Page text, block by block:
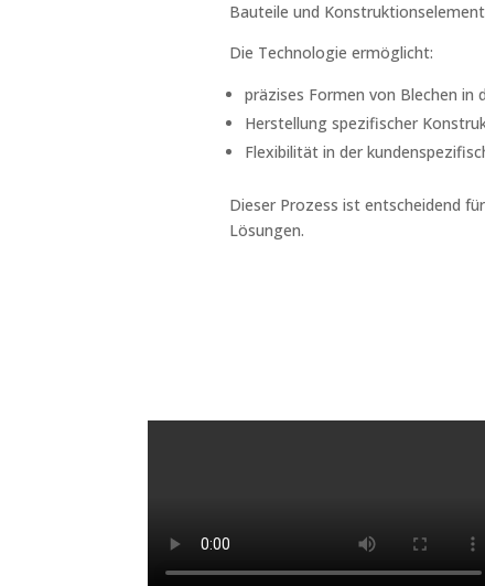
Bauteile und
Die Technologie ermöglicht:
präzises Formen von Blechen in
Herstellung spezifischer
Flexibilität in der
Dieser Prozess ist entscheidend
Lösungen.